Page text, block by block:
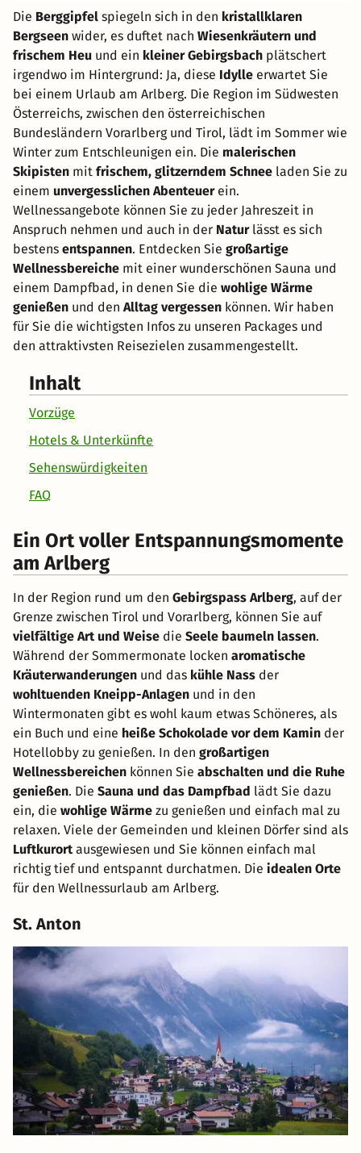
Die Berggipfel spiegeln sich in den kristallklaren
Bergseen wider, es duftet nach Wiesenkräutern und
frischem Heu und ein kleiner Gebirgsbach plätschert
irgendwo im Hintergrund: Ja, diese Idylle erwartet Sie
bei einem Urlaub am Arlberg. Die Region im Südwesten
Österreichs, zwischen den österreichischen
Bundesländern Vorarlberg und Tirol, lädt im Sommer wie
Winter zum Entschleunigen ein. Die malerischen
Skipisten mit frischem, glitzerndem Schnee laden Sie zu
einem unvergesslichen Abenteuerein.
Wellnessangebote können Sie zu jeder Jahreszeit in
Anspruch nehmen und auch in der Naturlässt es sich
bestens entspannen. Entdecken Sie großartige
Wellnessbereiche mit einer wunderschönen Sauna und
einem Dampfbad, in denen Sie die wohlige Wärme
genießen und den Alltag vergessen können. Wir haben
für Sie die wichtigsten Infos zu unseren Packages und
den attraktivsten Reisezielen zusammengestellt.
Inhalt
Vorzüge
Hotels & Unterkünfte
Sehenswürdigkeiten
FAQ
Ein Ort voller Entspannungsmomente
am Arlberg
In der Region rund um den Gebirgspass Arlberg, auf der
Grenze zwischen Tirol und Vorarlberg, können Sie auf
vielfältige Art und Weise die Seele baumeln lassen.
Während der Sommermonate locken aromatische
Kräuterwanderungen und das kühle Nass der
wohltuenden Kneipp-Anlagen und in den
Wintermonaten gibt es wohl kaum etwas Schöneres, als
ein Buch und eine heiße Schokolade vor dem Kamin der
Hotellobby zu genießen. In den großartigen
Wellnessbereichen können Sie abschalten und die Ruhe
genießen. Die Sauna und das Dampfbad lädt Sie dazu
ein, die wohlige Wärme zu genießen und einfach mal zu
relaxen. Viele der Gemeinden und kleinen Dörfer sind als
Luftkurortausgewiesen und Sie können einfach mal
richtig tief und entspannt durchatmen. Die idealen Orte
für den Wellnessurlaub am Arlberg.
St. Anton